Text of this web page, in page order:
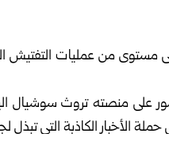
مستوى من عمليات التفتيش
منصته تروث سوشيال
الأخبار الكاذبة التي تبذل